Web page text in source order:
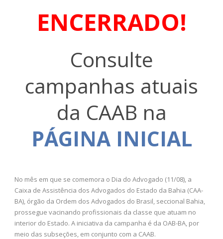
ENCERRADO!
Consulte
campanhas atuais
da CAAB na
PÁGINA INICIAL
No mês em que se comemora o Dia do Advogado (11/08), a
Caixa de Assistência dos Advogados do Estado da Bahia (CAA-
BA), órgão da Ordem dos Advogados do Brasil, seccional Bahia,
prossegue vacinando profissionais da classe que atuam no
interior do Estado. A iniciativa da campanha é da OAB-BA, por
meio das subseções, em conjunto com a CAAB.